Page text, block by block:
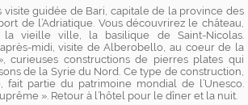
visite guidée de Bari, capitale de la province des
de l’Adriatique. Vous découvrirez le château,
vieille ville, la basilique de Saint-Nicolas.
midi, visite de Alberobello, au coeur de la
curieuses constructions de pierres plates qui
de la Syrie du Nord. Ce type de construction,
fait partie du patrimoine mondial de l’Unesco.
». Retour à l’hôtel pour le dîner et la nuit.